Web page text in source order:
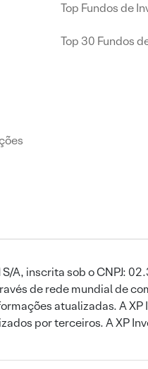
Top Fundos de
Top 30 Fundos
S/A, inscrita sob o CNPJ:
de rede mundial de
atualizadas. A
por terceiros. A XP